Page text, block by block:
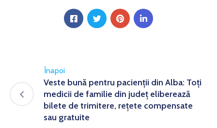
Înapoi
Veste bună pentru pacienții din Alba: Toți
medicii de familie din județ eliberează
bilete de trimitere, rețete compensate
sau gratuite